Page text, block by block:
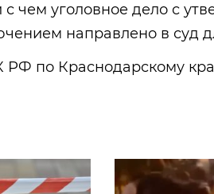
с чем уголовное дело с
направлено в суд
РФ по Краснодарскому